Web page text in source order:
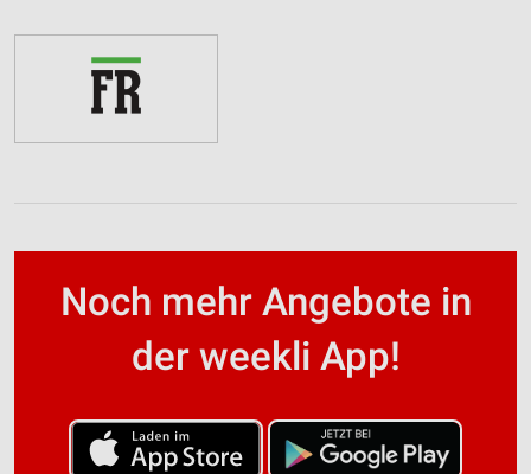
Noch mehr Angebote in
der weekli App!